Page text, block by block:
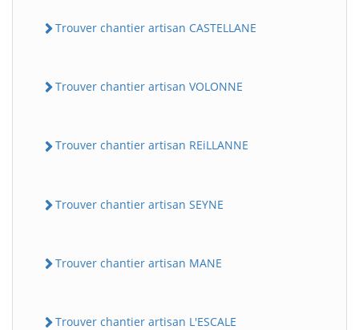
Trouver chantier artisan CASTELLANE
Trouver chantier artisan VOLONNE
Trouver chantier artisan REiLLANNE
Trouver chantier artisan SEYNE
Trouver chantier artisan MANE
Trouver chantier artisan L'ESCALE